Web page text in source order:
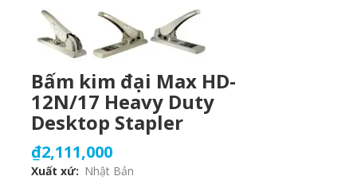
Bấm kim đại Max HD-
12N/17 Heavy Duty
Desktop Stapler
₫2,111,000
Xuất xứ
Nhật Bản